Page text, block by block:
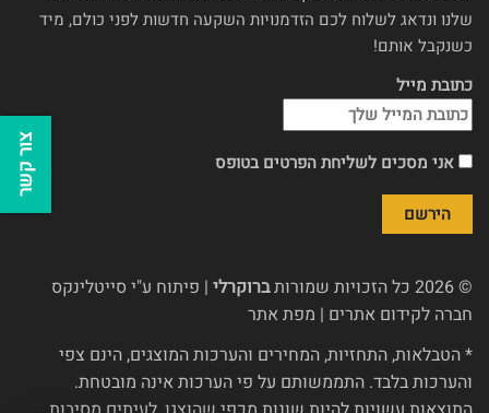
שלנו ונדאג לשלוח לכם הזדמנויות השקעה חדשות לפני כולם, מיד
כשנקבל אותם!
כתובת מייל
אני מסכים לשליחת הפרטים בטופס
© 2026 כל הזכויות שמורות ברוקרלי | פיתוח ע"י סייטלינקס
חברה לקידום אתרים | מפת אתר
* הטבלאות, התחזיות, המחירים והערכות המוצגים, הינם צפי
והערכות בלבד. התממשותם על פי הערכות אינה מובטחת.
צור קשר